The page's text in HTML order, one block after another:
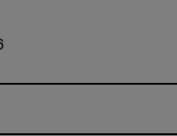
Blue